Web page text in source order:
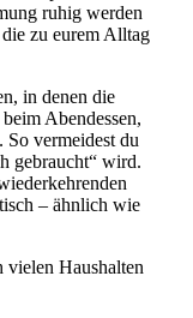
ruhig werden
zu eurem Alltag
in denen die
Abendessen,
vermeidest du
gebraucht“ wird.
– ähnlich wie
vielen Haushalten